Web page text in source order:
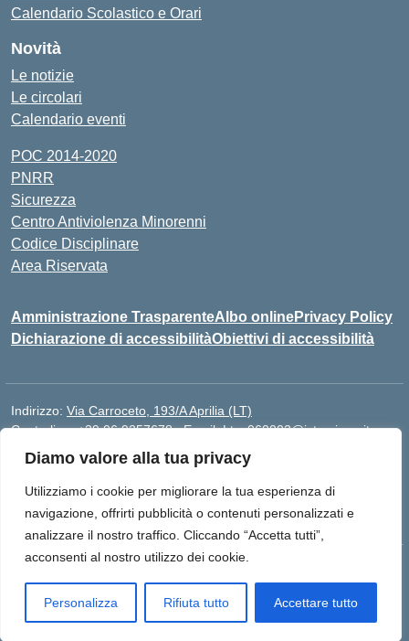
Diamo valore alla tua privacy
Utilizziamo i cookie per migliorare la tua esperienza di
navigazione, offrirti pubblicità o contenuti personalizzati e
analizzare il nostro traffico. Cliccando “Accetta tutti”,
acconsenti al nostro utilizzo dei cookie.
Personalizza Rifiuta tutto Accettare tutto
Calendario Scolastico e Orari
Novità
Le notizie
Le circolari
Calendario eventi
POC 2014-2020
PNRR
Sicurezza
Centro Antiviolenza Minorenni
Codice Disciplinare
Area Riservata
Amministrazione TrasparenteAlbo onlinePrivacy Policy
Dichiarazione di accessibilitàObiettivi di accessibilità
Indirizzo: Via Carroceto, 193/A Aprilia (LT)
Centralino:+39 06 9257678 Email:Ltps060002@istruzione.it
Posta elettronica certificata (PEC):Ltps060002@pec.istruzione.it
Codice meccanografico:
LTPS060002